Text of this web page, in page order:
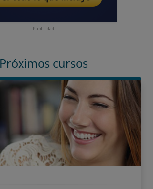
Publicidad
Próximos cursos